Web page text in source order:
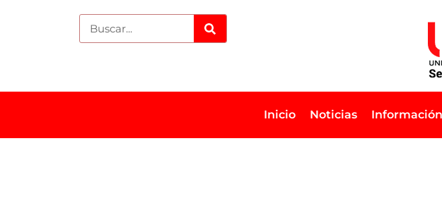
Inicio Noticias Información